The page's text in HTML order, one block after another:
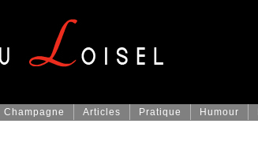
Champagne Articles Pratique Humour